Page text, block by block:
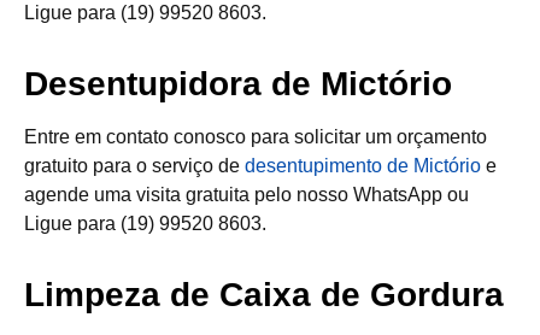
Ligue para (19) 99520 8603.
Desentupidora de Mictório
Entre em contato conosco para solicitar um orçamento
gratuito para o serviço de desentupimento de Mictório e
agende uma visita gratuita pelo nosso WhatsApp ou
Ligue para (19) 99520 8603.
Limpeza de Caixa de Gordura